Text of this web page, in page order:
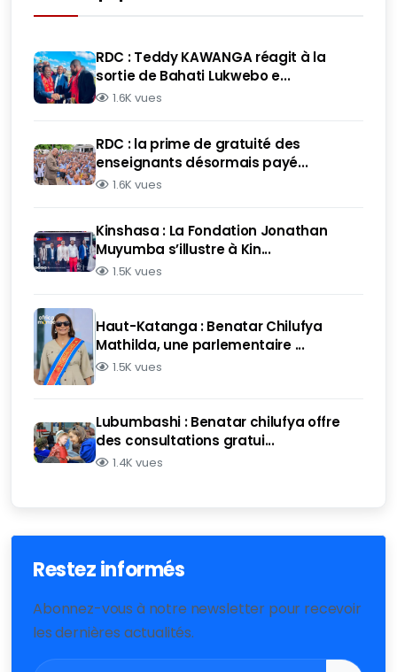
RDC : Teddy KAWANGA réagit à la
sortie de Bahati Lukwebo e...
1.6K vues
RDC : la prime de gratuité des
enseignants désormais payé...
1.6K vues
Kinshasa : La Fondation Jonathan
Muyumba s’illustre à Kin...
1.5K vues
Haut-Katanga : Benatar Chilufya
Mathilda, une parlementaire ...
1.5K vues
Lubumbashi : Benatar chilufya offre
des consultations gratui...
1.4K vues
Restez informés
Abonnez-vous à notre newsletter pour recevoir
les dernières actualités.